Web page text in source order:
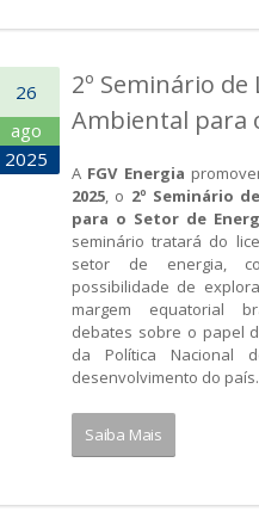
26
ago
2025
2º Seminário
Ambiental para
A FGV Energia
2025, o 2º Seminário
para o Setor de
seminário tratará do
setor de energia,
possibilidade de
margem equatorial
debates sobre o papel
da Política Nacional
desenvolvimento do país.
Saiba Mais